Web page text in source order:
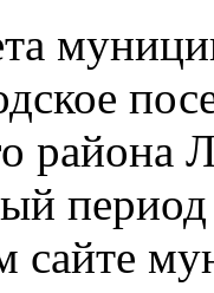
района
сайте